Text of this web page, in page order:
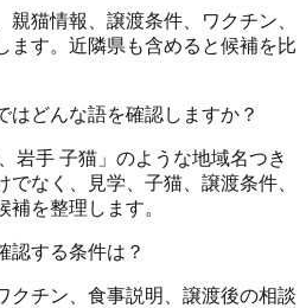
猫情報、譲渡条件、ワクチン、
ます。近隣県も含めると候補を比
はどんな語を確認しますか？
岩手 子猫」のような地域名つき
なく、見学、子猫、譲渡条件、
を整理します。
認する条件は？
クチン、食事説明、譲渡後の相談